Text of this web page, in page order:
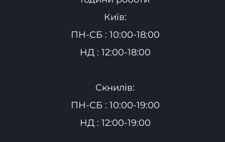
Київ:
ПН-СБ : 10:00-18:00
НД : 12:00-18:00
Скнилів:
ПН-СБ : 10:00-19:00
НД : 12:00-19:00